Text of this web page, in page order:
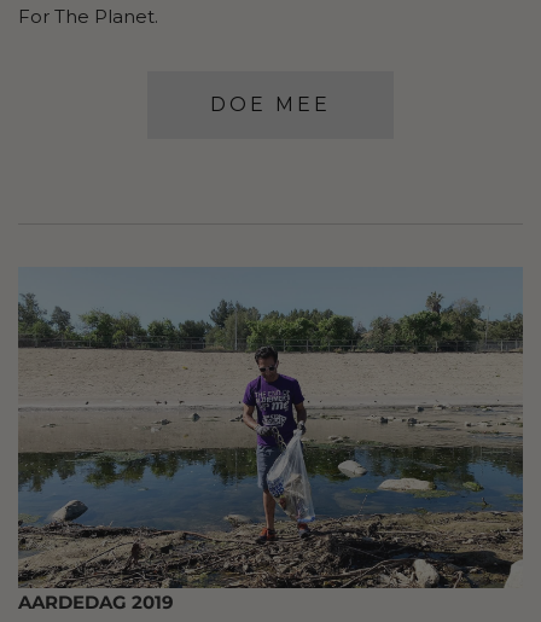
For The Planet.
DOE MEE
AARDEDAG 2019